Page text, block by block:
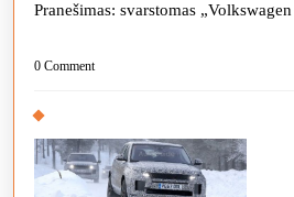
Pranešimas: svarstomas
0 Comment